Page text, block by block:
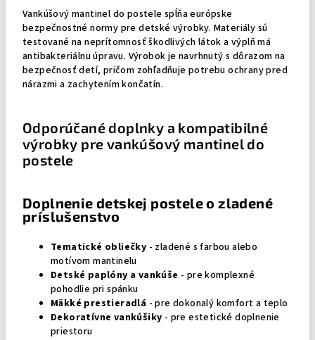
Vankúšový mantinel do postele spĺňa európske
bezpečnostné normy pre detské výrobky. Materiály sú
testované na neprítomnosť škodlivých látok a výplň má
antibakteriálnu úpravu. Výrobok je navrhnutý s dôrazom na
bezpečnosť detí, pričom zohľadňuje potrebu ochrany pred
nárazmi a zachytením končatín.
Odporúčané doplnky a kompatibilné
výrobky pre vankúšový mantinel do
postele
Doplnenie detskej postele o zladené
príslušenstvo
Tematické obliečky - zladené s farbou alebo
motívom mantinelu
Detské paplóny a vankúše - pre komplexné
pohodlie pri spánku
Mäkké prestieradlá - pre dokonalý komfort a teplo
Dekoratívne vankúšiky - pre estetické doplnenie
priestoru